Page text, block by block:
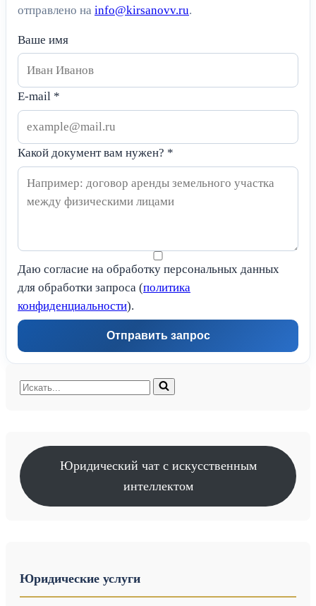
отправлено на info@kirsanovv.ru.
Ваше имя
E-mail *
Какой документ вам нужен? *
Даю согласие на обработку персональных данных
для обработки запроса (политика
конфиденциальности).
Отправить запрос
Искать...
Юридический чат с искусственным
интеллектом
Юридические услуги